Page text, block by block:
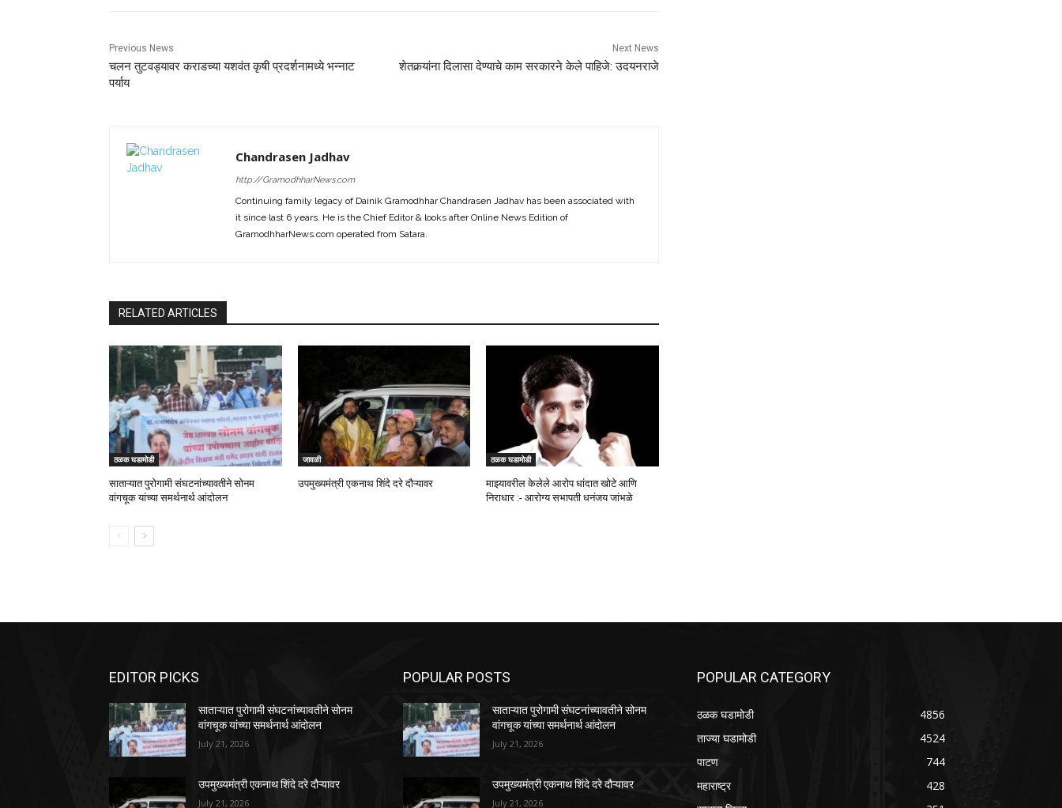
Previous News
चलन तुटवड्यावर कराडच्या यशवंत कृषी प्रदर्शनामध्ये भन्नाट
पर्याय
Next News
शेतकर्‍यांना दिलासा देण्याचे काम सरकारने केले पाहिजे: उदयनराजे
Chandrasen Jadhav
http://GramodhharNews.com
Continuing family legacy of Dainik Gramodhhar Chandrasen Jadhav has been associated with
it since last 6 years. He is the Chief Editor & looks after Online News Edition of
GramodhharNews.com operated from Satara.
RELATED ARTICLES
ठळक घडामोडी
साताऱ्यात पुरोगामी संघटनांच्यावतीने सोनम
वांगचूक यांच्या समर्थनार्थ आंदोलन
जावळी
उपमुख्यमंत्री एकनाथ शिंदे दरे दौऱ्यावर
ठळक घडामोडी
माझ्यावरील केलेले आरोप धांदात खोटे आणि
निराधार :- आरोग्य सभापती धनंजय जांभळे
EDITOR PICKS
साताऱ्यात पुरोगामी संघटनांच्यावतीने सोनम
वांगचूक यांच्या समर्थनार्थ आंदोलन
July 21, 2026
उपमुख्यमंत्री एकनाथ शिंदे दरे दौऱ्यावर
July 21, 2026
POPULAR POSTS
साताऱ्यात पुरोगामी संघटनांच्यावतीने सोनम
वांगचूक यांच्या समर्थनार्थ आंदोलन
July 21, 2026
उपमुख्यमंत्री एकनाथ शिंदे दरे दौऱ्यावर
July 21, 2026
POPULAR CATEGORY
ठळक घडामोडी
4856
ताज्या घडामोडी
4524
पाटण
744
महाराष्ट्र
428